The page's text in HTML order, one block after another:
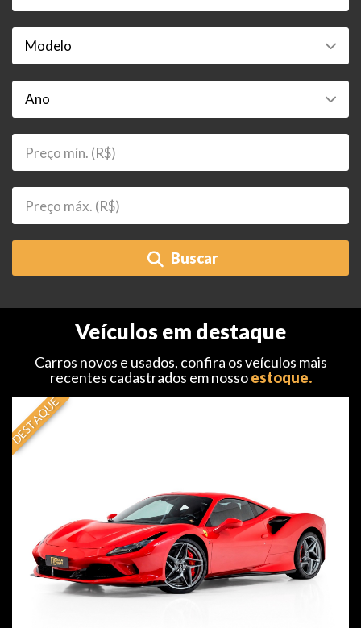
Buscar
Veículos em destaque
Carros novos e usados, confira os veículos mais
recentes cadastrados em nossoestoque.
DESTAQUE